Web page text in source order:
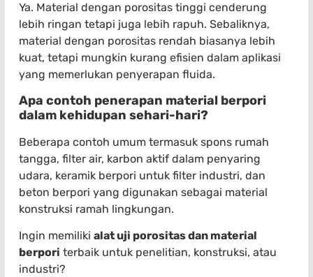
Ya. Material dengan porositas tinggi cenderung
lebih ringan tetapi juga lebih rapuh. Sebaliknya,
material dengan porositas rendah biasanya lebih
kuat, tetapi mungkin kurang efisien dalam aplikasi
yang memerlukan penyerapan fluida.
Apa contoh penerapan material berpori
dalam kehidupan sehari-hari?
Beberapa contoh umum termasuk spons rumah
tangga, filter air, karbon aktif dalam penyaring
udara, keramik berpori untuk filter industri, dan
beton berpori yang digunakan sebagai material
konstruksi ramah lingkungan.
Ingin memiliki alat uji porositas dan material
berpori terbaik untuk penelitian, konstruksi, atau
industri?